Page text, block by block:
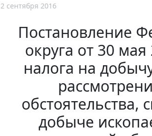
2 сентября 2016
Постановление
округа от 30
налога на
обстоятельства,
добыче